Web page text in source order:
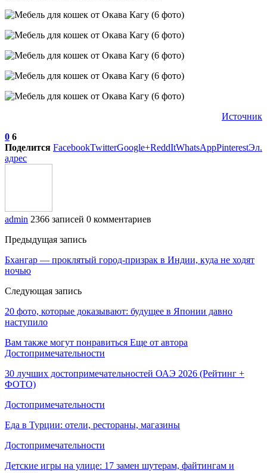
Источник
0 6
Поделится FacebookTwitterGoogle+ReddItWhatsAppPinterestЭл.
адрес
admin 2366 записей 0 комментариев
Предыдущая запись
Бхангар — проклятый город-призрак в Индии, куда не ходят
ночью
Следующая запись
20 фото, которые доказывают: будущее в Японии давно
наступило
Вам также могут понравиться Еще от автора
Достопримечательности
30 лучших достопримечательностей ОАЭ 2026 (Рейтинг +
ФОТО)
Достопримечательности
Еда в Турции: отели, рестораны, магазины
Достопримечательности
Детские игры на улице: 17 замен шутерам, файтингам и